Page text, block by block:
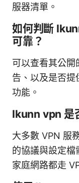
服器清單。
如何判斷
可靠？
可以查看其公開
告、以及是否
功能。
Ikunn vpn 是
大多數 VPN 服
的協議與設定檔
家庭網路都走